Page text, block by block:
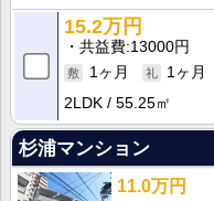
15.2万円
共益費 13000円
1ヶ月
1ヶ月
2LDK
55.25㎡
杉浦マンション
11.0万円